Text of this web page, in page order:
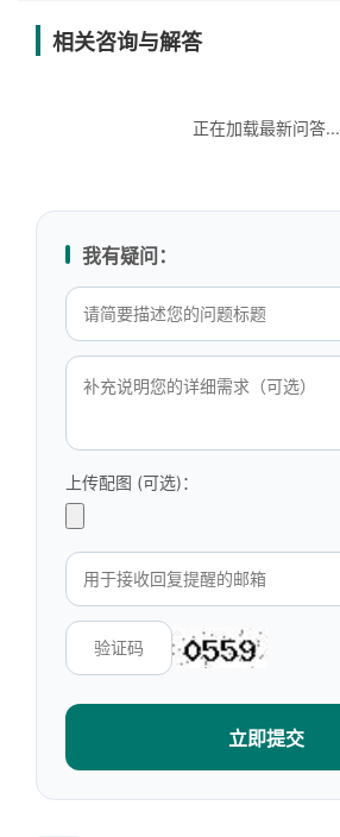
相关咨询与解答
正在加载最新问答...
我有疑问：
上传配图 (可选)：
立即提交